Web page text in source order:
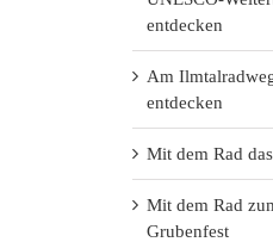
entdecken
Am
entdecken
Mit dem Rad
Mit dem Rad
Grubenfest